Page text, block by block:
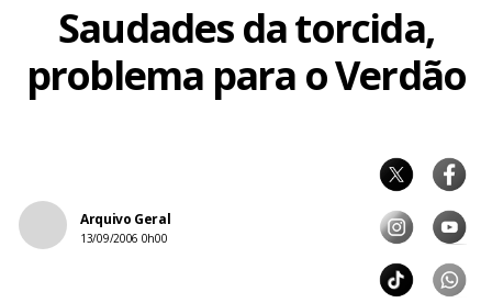
Saudades da torcida,
problema para o Verdão
Arquivo Geral
13/09/2006 0h00